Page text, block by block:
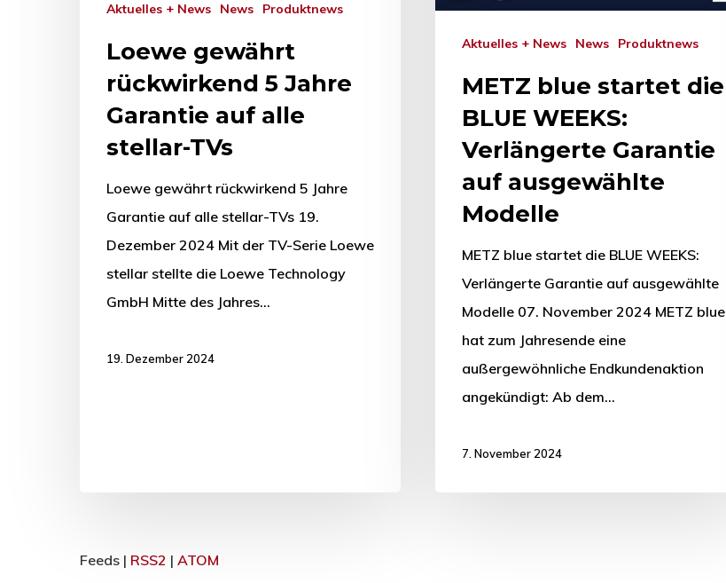
Aktuelles + News News Produktnews
Loewe gewährt
rückwirkend 5 Jahre
Garantie auf alle
stellar-TVs
Loewe gewährt rückwirkend 5 Jahre
Garantie auf alle stellar-TVs 19.
Dezember 2024 Mit der TV-Serie Loewe
stellar stellte die Loewe Technology
GmbH Mitte des Jahres…
19. Dezember 2024
Aktuelles + News News Produktnews
METZ blue startet die
BLUE WEEKS:
Verlängerte Garantie
auf ausgewählte
Modelle
METZ blue startet die BLUE WEEKS:
Verlängerte Garantie auf ausgewählte
Modelle 07. November 2024 METZ blue
hat zum Jahresende eine
außergewöhnliche Endkundenaktion
angekündigt: Ab dem…
7. November 2024
Feeds | RSS2 | ATOM